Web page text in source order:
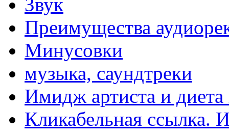
Звук
Преимущества
Минусовки
музыка, саундтреки
Имидж артиста и
Кликабельная ссылка.